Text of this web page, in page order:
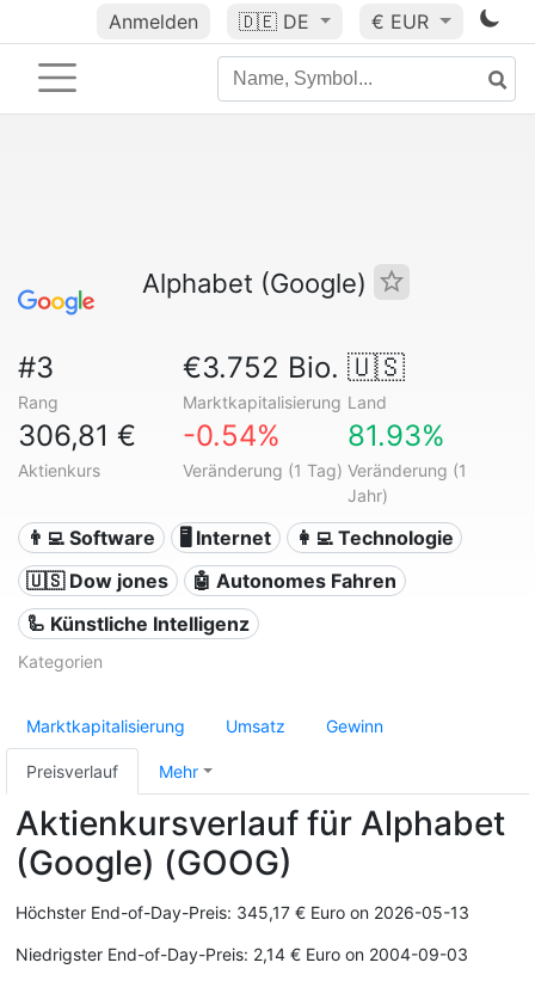
Anmelden 🇩🇪 DE € EUR
Alphabet (Google)
#3
Rang
€3.752 Bio.
Marktkapitalisierung
🇺🇸
Land
306,81 €
Aktienkurs
-0.54%
Veränderung (1 Tag)
81.93%
Veränderung (1
Jahr)
👨‍💻 Software 🖥️ Internet
👩‍💻 Technologie
🇺🇸 Dow jones
🤖 Autonomes Fahren
🦾 Künstliche Intelligenz
Kategorien
Marktkapitalisierung Umsatz Gewinn
Preisverlauf Mehr
Aktienkursverlauf für Alphabet
(Google) (GOOG)
Höchster End-of-Day-Preis: 345,17 € Euro on 2026-05-13
Niedrigster End-of-Day-Preis: 2,14 € Euro on 2004-09-03